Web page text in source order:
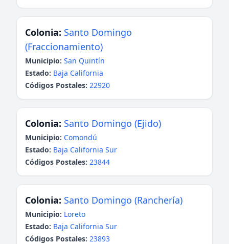
Colonia: Santo Domingo
(Fraccionamiento)
Municipio: San Quintín
Estado: Baja California
Códigos Postales: 22920
Colonia: Santo Domingo (Ejido)
Municipio: Comondú
Estado: Baja California Sur
Códigos Postales: 23844
Colonia: Santo Domingo (Ranchería)
Municipio: Loreto
Estado: Baja California Sur
Códigos Postales: 23893